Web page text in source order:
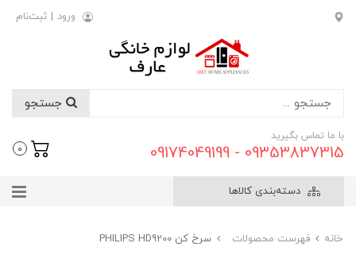
ورود | ثبت‌نام
با ما تماس بگیرید
09353837315 - 09174049199
0
دسته‌بندی کالاها
خانه فهرست محصولات سرخ کن PHILIPS HD9200